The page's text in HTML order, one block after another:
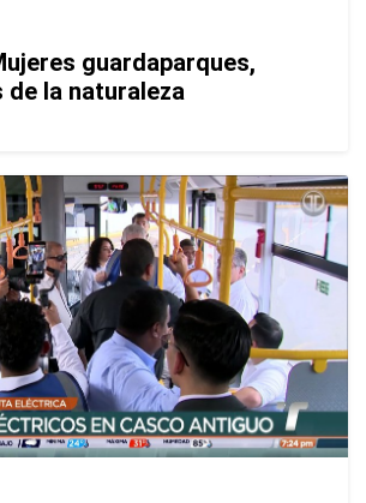
guardaparques,
la naturaleza